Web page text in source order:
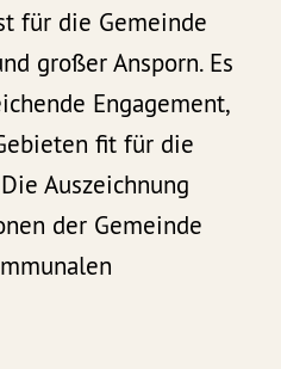
für die Gemeinde
großer Ansporn. Es
Engagement,
fit für die
Auszeichnung
der Gemeinde